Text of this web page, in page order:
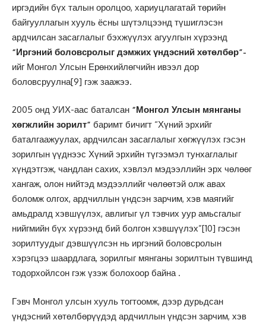
иргэдийн бүх талын оролцоо, хариуцлагатай төрийн
байгууллагын хууль ёсны шүтэлцээнд түшиглэсэн
ардчилсан засаглалыг бэхжүүлэх агуулгын хүрээнд
“Иргэний боловсролыг дэмжих үндэсний хөтөлбөр”-
ийг Монгол Улсын Ерөнхийлөгчийн ивээл дор
боловсруулна[9] гэж заажээ.
2005 онд УИХ-аас баталсан “Монгол Улсын мянганы
хөгжлийн зорилт” баримт бичигт “Хүний эрхийг
баталгаажуулах, ардчилсан засаглалыг хөгжүүлэх гэсэн
зорилгын үүднээс Хүний эрхийн түгээмэл тунхаглалыг
хүндэтгэж, чандлан сахих, хэвлэл мэдээллийн эрх чөлөөг
хангаж, олон нийтэд мэдээллийг чөлөөтэй олж авах
боломж олгох, ардчиллын үндсэн зарчим, хэв маягийг
амьдралд хэвшүүлэх, авлигыг үл тэвчих уур амьсгалыг
нийгмийн бүх хүрээнд бий болгон хэвшүүлэх”[10] гэсэн
зорилтуудыг дэвшүүлсэн нь иргэний боловсролын
хэрэгцээ шаардлага, зорилгыг мянганы зорилтын түвшинд
тодорхойлсон гэж үзэж болохоор байна .
Гэвч Монгол улсын хууль тогтоомж, дээр дурьдсан
үндэсний хөтөлбөрүүдэд ардчиллын үндсэн зарчим, хэв